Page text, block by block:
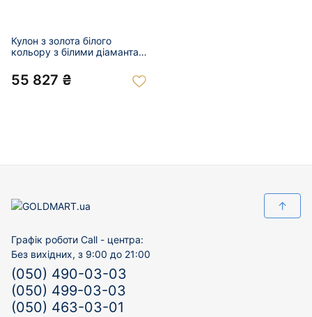
Кулон з золота білого
кольору з білими діамантами
55 827 ₴
↑
Графік роботи Call - центра:
Без вихідних, з 9:00 до 21:00
(050) 490-03-03
(050) 499-03-03
(050) 463-03-01